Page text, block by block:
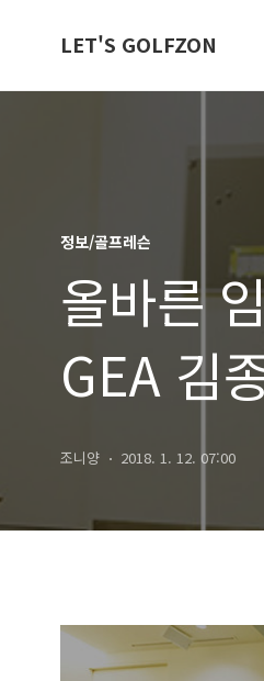
LET'S GOLFZON
정보/골프레슨
올바른
GEA 김
조니양 2018. 1. 12. 07:00